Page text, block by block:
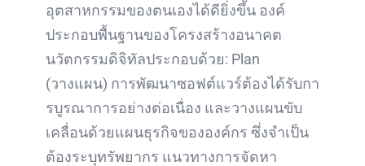
อุตสาหกรรมของตนเองได้ดียิ่งขึ้น องค์
ประกอบพื้นฐานของโครงสร้างอนาคต
นวัตกรรมดิจิทัลประกอบด้วย: Plan
(วางแผน) การพัฒนาซอฟต์แวร์ต้องได้รับกา
รบูรณาการอย่างต่อเนื่อง และวางแผนขับ
เคลื่อนด้วยแผนธุรกิจขององค์กร ซึ่งจำเป็น
ต้องระบุทรัพยากร แนวทางการจัดหา